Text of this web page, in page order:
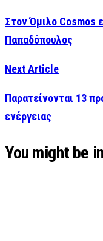
Στον Όμιλο Cosmos
Παπαδόπουλος
Next Article
Παρατείνονται 13
ενέργειας
You might be